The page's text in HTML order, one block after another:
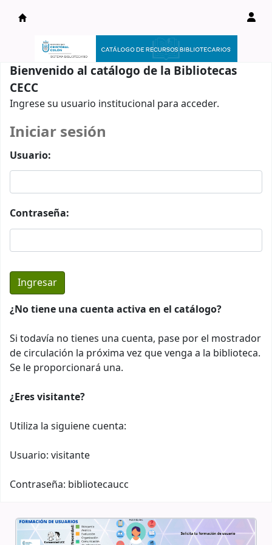
Catálogo en línea
Bienvenido al catálogo de la Bibliotecas
CECC
Ingrese su usuario institucional para acceder.
Iniciar sesión
Usuario:
Contraseña:
¿No tiene una cuenta activa en el catálogo?
Si todavía no tienes una cuenta, pase por el mostrador
de circulación la próxima vez que venga a la biblioteca.
Se le proporcionará una.
¿Eres visitante?
Utiliza la siguiene cuenta:
Usuario: visitante
Contraseña: bibliotecaucc